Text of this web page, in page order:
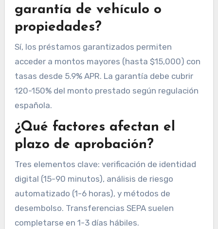
garantía de vehículo o
propiedades?
Sí, los préstamos garantizados permiten
acceder a montos mayores (hasta $15,000) con
tasas desde 5.9% APR. La garantía debe cubrir
120-150% del monto prestado según regulación
española.
¿Qué factores afectan el
plazo de aprobación?
Tres elementos clave: verificación de identidad
digital (15-90 minutos), análisis de riesgo
automatizado (1-6 horas), y métodos de
desembolso. Transferencias SEPA suelen
completarse en 1-3 días hábiles.